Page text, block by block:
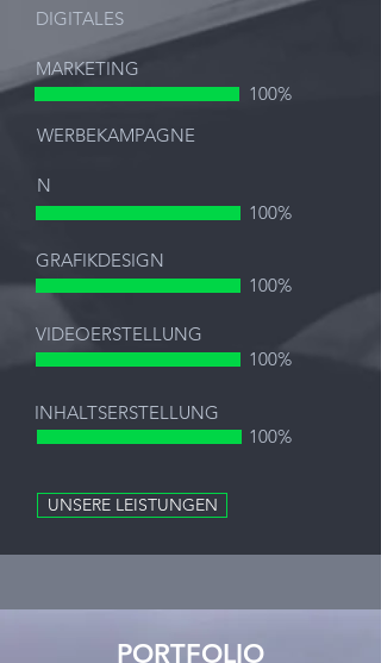
DIGITALES
MARKETING
WERBEKAMPAGNE
N
GRAFIKDESIGN
VIDEOERSTELLUNG
100%
100%
100%
100%
INHALTSERSTELLUNG
100%
UNSERE LEISTUNGEN
PORTFOLIO